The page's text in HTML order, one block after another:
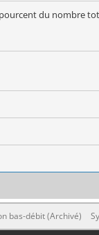
du nombre
bas-débit (Archivé)